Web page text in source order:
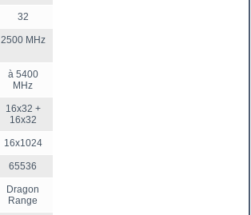
32
2500 MHz
à 5400
MHz
16x32 +
16x32
16x1024
65536
Dragon
Range